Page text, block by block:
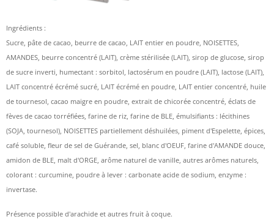
Ingrédients :
Sucre, pâte de cacao, beurre de cacao, LAIT entier en poudre, NOISETTES,
AMANDES, beurre concentré (LAIT), crème stérilisée (LAIT), sirop de glucose, sirop
de sucre inverti, humectant : sorbitol, lactosérum en poudre (LAIT), lactose (LAIT),
LAIT concentré écrémé sucré, LAIT écrémé en poudre, LAIT entier concentré, huile
de tournesol, cacao maigre en poudre, extrait de chicorée concentré, éclats de
fèves de cacao torréfiées, farine de riz, farine de BLE, émulsifiants : lécithines
(SOJA, tournesol), NOISETTES partiellement déshuilées, piment d'Espelette, épices,
café soluble, fleur de sel de Guérande, sel, blanc d'OEUF, farine d'AMANDE douce,
amidon de BLE, malt d'ORGE, arôme naturel de vanille, autres arômes naturels,
colorant : curcumine, poudre à lever : carbonate acide de sodium, enzyme :
invertase.
Présence possible d'arachide et autres fruit à coque.